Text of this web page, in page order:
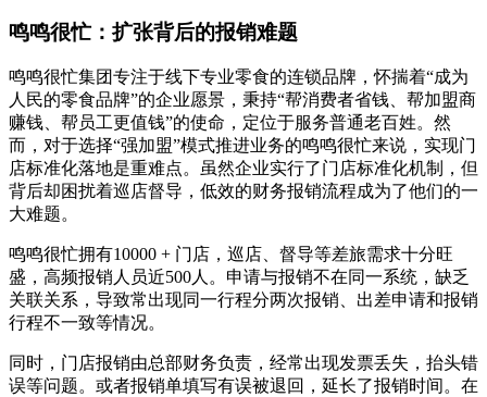
鸣鸣很忙：扩张背后的报销难题
鸣鸣很忙集团专注于线下专业零食的连锁品牌，怀揣着“成为
人民的零食品牌”的企业愿景，秉持“帮消费者省钱、帮加盟商
赚钱、帮员工更值钱”的使命，定位于服务普通老百姓。然
而，对于选择“强加盟”模式推进业务的鸣鸣很忙来说，实现门
店标准化落地是重难点。虽然企业实行了门店标准化机制，但
背后却困扰着巡店督导，低效的财务报销流程成为了他们的一
大难题。
鸣鸣很忙拥有10000 + 门店，巡店、督导等差旅需求十分旺
盛，高频报销人员近500人。申请与报销不在同一系统，缺乏
关联关系，导致常出现同一行程分两次报销、出差申请和报销
行程不一致等情况。
同时，门店报销由总部财务负责，经常出现发票丢失，抬头错
误等问题。或者报销单填写有误被退回，延长了报销时间。在